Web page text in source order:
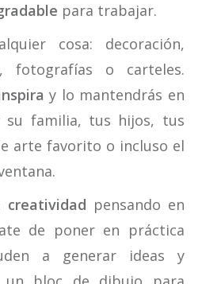
para trabajar.
cosa: decoración,
fotografías o carteles.
y lo mantendrás en
su familia, tus hijos, tus
arte favorito o incluso el
creatividad pensando en
de poner en práctica
a generar ideas y